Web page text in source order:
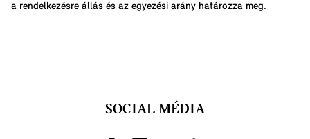
a rendelkezésre állás és az egyezési arány határozza meg.
SOCIAL MÉDIA